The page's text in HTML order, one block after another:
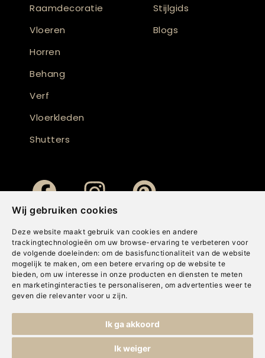
Wij gebruiken cookies
Deze website maakt gebruik van cookies en andere
trackingtechnologieën om uw browse-ervaring te verbeteren voor
de volgende doeleinden: om de basisfunctionaliteit van de website
mogelijk te maken , om een betere ervaring op de website te
bieden, om uw interesse in onze producten en diensten te meten
en marketinginteracties te personaliseren , om advertenties weer te
geven die relevanter voor u zijn.
Ik ga akkoord
Ik weiger
Raamdecoratie
Vloeren
Horren
Behang
Verf
Vloerkleden
Shutters
Stijlgids
Blogs
Cookies